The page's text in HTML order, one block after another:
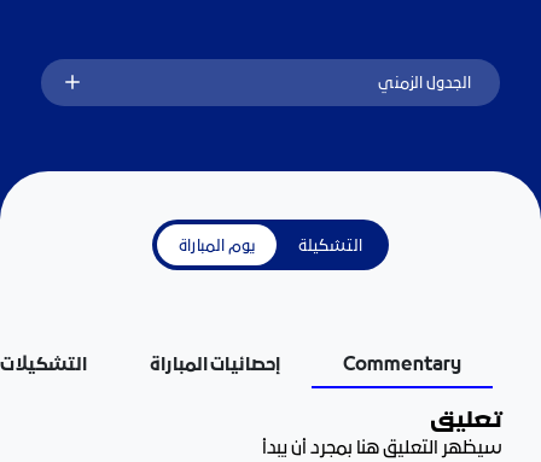
الجدول الزمني
التشكيلة يوم المباراة
Commentary إحصائيات المباراة التشكيلات
تعليق
سيظهر التعليق هنا بمجرد أن يبدأ